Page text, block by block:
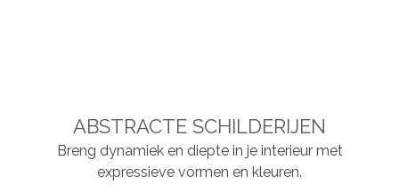
ABSTRACTE SCHILDERIJEN
Breng dynamiek en diepte in je interieur met
expressieve vormen en kleuren.